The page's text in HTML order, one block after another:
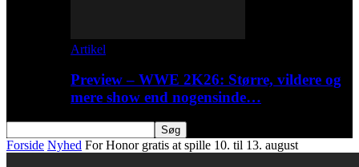
Artikel
Preview – WWE 2K26: Større, vildere og
mere show end nogensinde…
Forside Nyhed For Honor gratis at spille 10. til 13. august